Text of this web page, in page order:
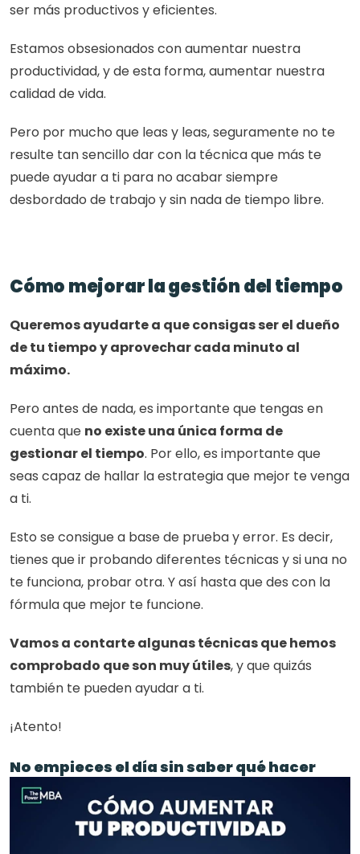
ser más productivos y eficientes.
Estamos obsesionados con aumentar nuestra
productividad, y de esta forma, aumentar nuestra
calidad de vida.
Pero por mucho que leas y leas, seguramente no te
resulte tan sencillo dar con la técnica que más te
puede ayudar a ti para no acabar siempre
desbordado de trabajo y sin nada de tiempo libre.
Cómo mejorar la gestión del tiempo
Queremos ayudarte a que consigas ser el dueño
de tu tiempo y aprovechar cada minuto al
máximo.
Pero antes de nada, es importante que tengas en
cuenta que no existe una única forma de
gestionar el tiempo. Por ello, es importante que
seas capaz de hallar la estrategia que mejor te venga
a ti.
Esto se consigue a base de prueba y error. Es decir,
tienes que ir probando diferentes técnicas y si una no
te funciona, probar otra. Y así hasta que des con la
fórmula que mejor te funcione.
Vamos a contarte algunas técnicas que hemos
comprobado que son muy útiles, y que quizás
también te pueden ayudar a ti.
¡Atento!
No empieces el día sin saber qué hacer